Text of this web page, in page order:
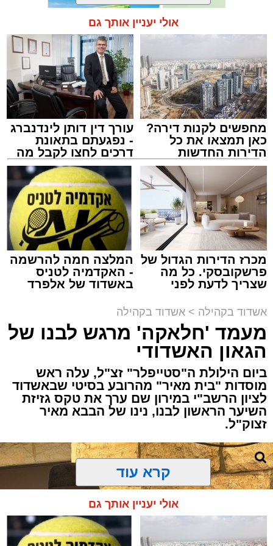
תגים:אשדוד, מעגלים, דודי קאליש
זה היה ארוע יוצא דופן. בלי מילים.
במשך שעות ארוכות של ליל שישי, נהנו המונים
מתושבי אשדוד מהארוע המרכזי של 'מעגלים'.
ואכן, כפי שהובטח, לא היה מדובר במופע שגרתי,
אלא במעמד של טיש חסידי אותנטי, שהצליח
לסחוף אליו את ההמונים מעומק ימי החולין - אל
תוך האווירה השבתית של חצרות הקודש.
המעמד, שהתקיים ביוזמת 'מעגלים', נערך
בראשות בעל המנגן ר' דודי קאליש, שידוע
בכישרונו להגיש יצירות עומק ברגש יהודי לוהט
אולי יעניין אותך גם
מחפשים לקנות דירה?
כאן תמצאו את כל
הדירות החדשות
למכירה באשדוד >>>
עורך דין דותן לינדנברג
- נפגעתם בתאונת
דרכים לחצו לקבל מה
שמגיע לכם
מכרז הדירות הגדול של
פרשקובסקי. כל מה
שצריך לדעת לפני
באשדוד
המלצה חמה להרשמה
- האקדמיה לטניס
באשדוד של אלפרד
אשדוד בקהילה > אשדוד בקהילה
מעמד 'חלאקה' מרגש לבנו של
הגאון האשדודי
ביום הילולת ה"סטייפלר" זצ"ל, עלה ראש
מוסדות "בית מאיר" מהרובע בסיטי שבאשדוד
לציון הרשב"י במירון שם ערך את טקס גזיזת
השיער הראשון לבנו, נינו של הבבא מאיר
זצוק"ל.
קרא עוד
אולי יעניין אותך גם